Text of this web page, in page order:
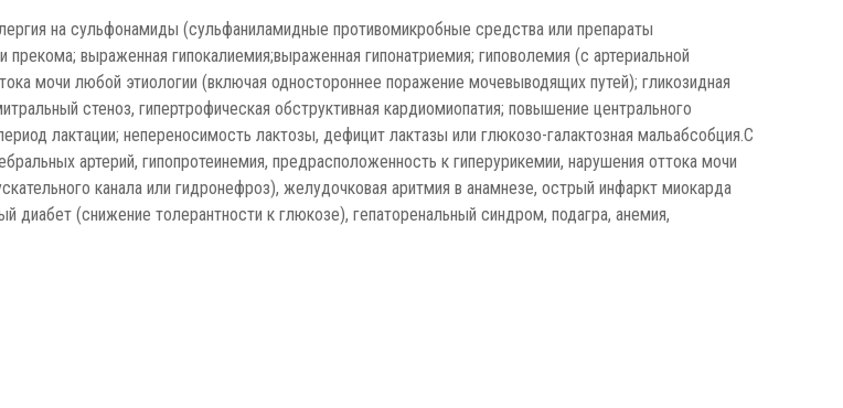
на сульфонамиды (сульфаниламидные противомикробные средства или препараты
выраженная гипокалиемия;выраженная гипонатриемия; гиповолемия (с артериальной
мочи любой этиологии (включая одностороннее поражение мочевыводящих путей); гликозидная
стеноз, гипертрофическая обструктивная кардиомиопатия; повышение центрального
лактации; непереносимость лактозы, дефицит лактазы или глюкозо-галактозная мальабсобция.С
артерий, гипопротеинемия, предрасположенность к гиперурикемии, нарушения оттока мочи
канала или гидронефроз), желудочковая аритмия в анамнезе, острый инфаркт миокарда
диабет (снижение толерантности к глюкозе), гепаторенальный синдром, подагра, анемия,